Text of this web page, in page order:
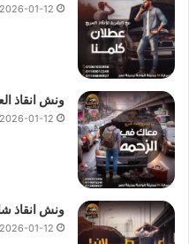
2026-01-12
ونش انقاذ
2026-01-12
ونش انقاذ
2026-01-12